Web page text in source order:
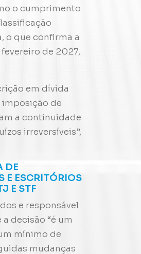
o cumprimento
o que confirma a
de 2027,
em dívida
imposição de
a continuidade
irreversíveis”,
DE
E ESCRITÓRIOS
E STF
e responsável
a decisão “é um
mínimo de
mudanças